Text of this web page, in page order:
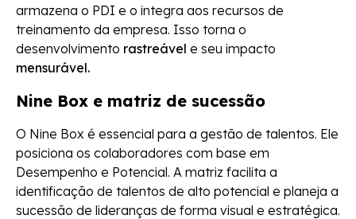
armazena o PDI e o integra aos recursos de
treinamento da empresa. Isso torna o
desenvolvimento rastreável e seu impacto
mensurável.
Nine Box e matriz de sucessão
O Nine Box é essencial para a gestão de talentos. Ele
posiciona os colaboradores com base em
Desempenho e Potencial. A matriz facilita a
identificação de talentos de alto potencial e planeja a
sucessão de lideranças de forma visual e estratégica.